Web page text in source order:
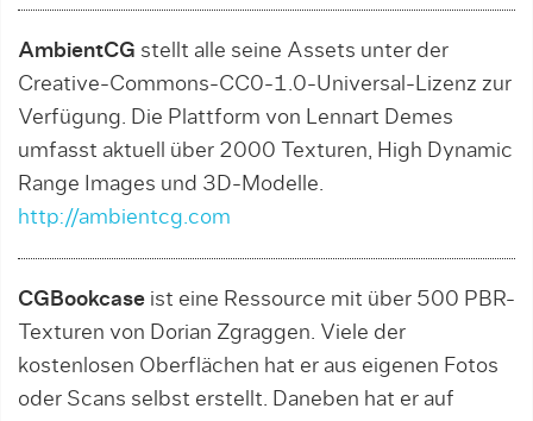
AmbientCG stellt alle seine Assets unter der
Creative-Commons-CC0-1.0-Universal-Lizenz zur
Verfügung. Die Plattform von Lennart Demes
umfasst aktuell über 2000 Texturen, High Dynamic
Range Images und 3D-Modelle.
http://ambientcg.com
CGBookcase ist eine Ressource mit über 500 PBR-
Texturen von Dorian Zgraggen. Viele der
kostenlosen Oberflächen hat er aus eigenen Fotos
oder Scans selbst erstellt. Daneben hat er auf